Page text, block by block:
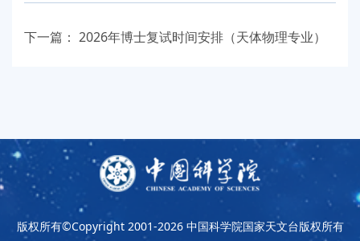
下一篇： 2026年博士复试时间安排（天体物理专业）
版权所有©Copyright 2001-2026 中国科学院国家天文台版权所有